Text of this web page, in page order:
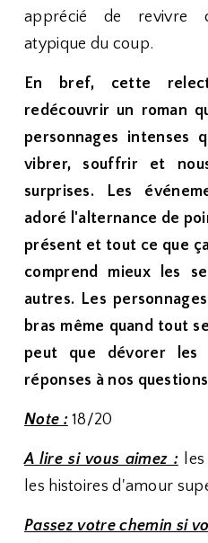
apprécié de revivre
atypique du coup.
En bref, cette
redécouvrir un roman
personnages
vibrer, souffrir et
surprises. Les
adoré l'alternance de
présent et tout ce que
comprend mieux les
autres. Les
bras même quand tout
peut que dévorer les
réponses à nos
Note :18/20
A lire si vous aimez :les
les histoires d'amour
Passez votre chemin si